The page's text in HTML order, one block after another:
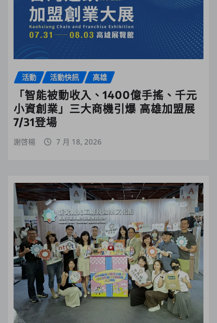
活動 活動快訊 高雄
「智能被動收入、1400億手搖、千元
小資創業」三大商機引爆 高雄加盟展
7/31登場
謝啓楊 7 月 18, 2026